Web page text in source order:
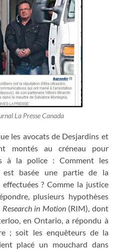
La Presse Canada
les avocats de Desjardins et
montés au créneau pour
à la police : Comment les
est basée une partie de la
? Comme la justice
plusieurs hypothèses
Research in Motion(RIM), dont
en Ontario, a répondu à
; soit les enquêteurs de la
placé un mouchard dans